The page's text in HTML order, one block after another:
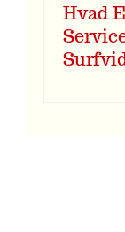
Hvad